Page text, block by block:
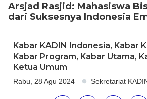
Arsjad Rasjid: Mahasiswa
dari Suksesnya Indonesia
Kabar KADIN Indonesia, Kabar
Kabar Program, Kabar Utama,
Ketua Umum
Rabu, 28 Agu 2024 Sekretariat